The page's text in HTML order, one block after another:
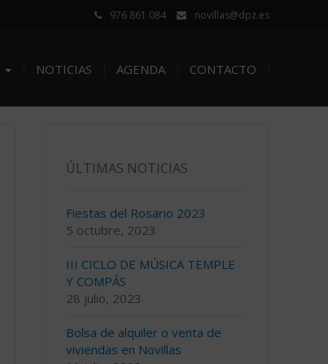
976 861 084 novillas@dpz.es
NOTICIAS AGENDA CONTACTO
ÚLTIMAS NOTICIAS
Fiestas del Rosario 2023
5 octubre, 2023
III CICLO DE MÚSICA TEMPLE
Y COMPÁS
28 julio, 2023
Bolsa de alquiler o venta de
viviendas en Novillas